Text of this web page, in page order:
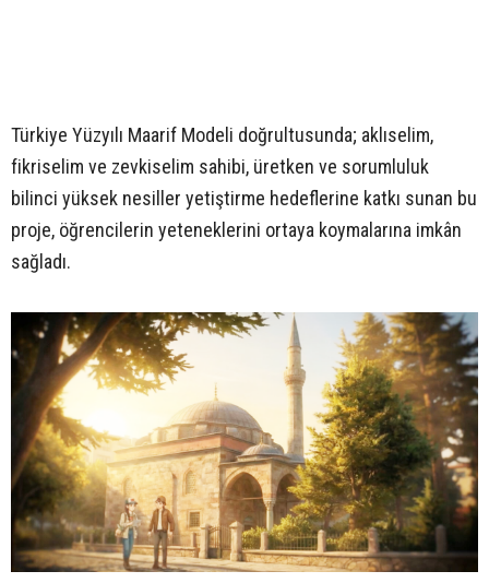
Türkiye Yüzyılı Maarif Modeli doğrultusunda; aklıselim,
fikriselim ve zevkiselim sahibi, üretken ve sorumluluk
bilinci yüksek nesiller yetiştirme hedeflerine katkı sunan bu
proje, öğrencilerin yeteneklerini ortaya koymalarına imkân
sağladı.